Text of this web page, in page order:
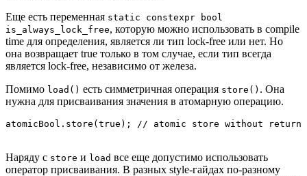
Еще есть переменная static constexpr bool
is_always_lock_free, которую можно использовать в compile
time для определения, является ли тип lock-free или нет. Но
она возвращает true только в том случае, если тип всегда
является lock-free, независимо от железа.
Помимо load() есть симметричная операция store() . Она
нужна для присваивания значения в атомарную операцию.
atomicBool.store(true); // atomic store without return
Наряду с store и load все еще допустимо использовать
оператор присваивания. В разных style-гайдах по-разному